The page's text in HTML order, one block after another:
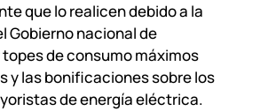
que lo realicen debido a la
Gobierno nacional de
de consumo máximos
y las bonificaciones sobre los
de energía eléctrica.